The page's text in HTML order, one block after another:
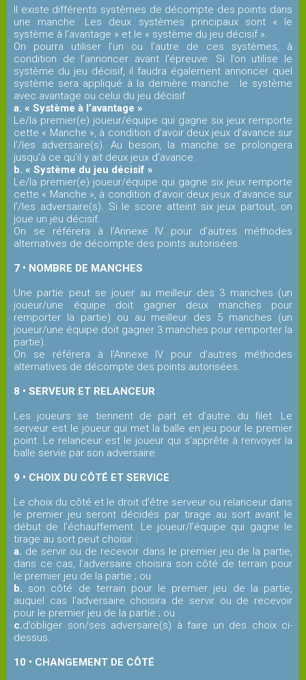
Il existe différents systèmes de décompte des points dans
une manche. Les deux systèmes principaux sont « le
système à l’avantage » et le « système du jeu décisif ».
On pourra utiliser l’un ou l’autre de ces systèmes, à
condition de l’annoncer avant l’épreuve. Si l’on utilise le
système du jeu décisif, il faudra également annoncer quel
système sera appliqué à la dernière manche : le système
avec avantage ou celui du jeu décisif.
a. « Système à l’avantage »
Le/la premier(e) joueur/équipe qui gagne six jeux remporte
cette « Manche », à condition d’avoir deux jeux d’avance sur
l’/les adversaire(s). Au besoin, la manche se prolongera
jusqu’à ce qu’il y ait deux jeux d’avance.
b. « Système du jeu décisif »
Le/la premier(e) joueur/équipe qui gagne six jeux remporte
cette « Manche », à condition d’avoir deux jeux d’avance sur
l’/les adversaire(s). Si le score atteint six jeux partout, on
joue un jeu décisif.
On se référera à l’Annexe IV pour d’autres méthodes
alternatives de décompte des points autorisées.
7 • NOMBRE DE MANCHES
Une partie peut se jouer au meilleur des 3 manches (un
joueur/une équipe doit gagner deux manches pour
remporter la partie) ou au meilleur des 5 manches (un
joueur/une équipe doit gagner 3 manches pour remporter la
partie).
On se référera à l’Annexe IV pour d’autres méthodes
alternatives de décompte des points autorisées.
8 • SERVEUR ET RELANCEUR
Les joueurs se tiennent de part et d’autre du filet. Le
serveur est le joueur qui met la balle en jeu pour le premier
point. Le relanceur est le joueur qui s’apprête à renvoyer la
balle servie par son adversaire.
9 • CHOIX DU CÔTÉ ET SERVICE
Le choix du côté et le droit d’être serveur ou relanceur dans
le premier jeu seront décidés par tirage au sort avant le
début de l’échauffement. Le joueur/l’équipe qui gagne le
tirage au sort peut choisir :
a. de servir ou de recevoir dans le premier jeu de la partie,
dans ce cas, l’adversaire choisira son côté de terrain pour
le premier jeu de la partie ; ou
b. son côté de terrain pour le premier jeu de la partie,
auquel cas l’adversaire choisira de servir ou de recevoir
pour le premier jeu de la partie ; ou
c.d’obliger son/ses adversaire(s) à faire un des choix ci-
dessus.
10 • CHANGEMENT DE CÔTÉ